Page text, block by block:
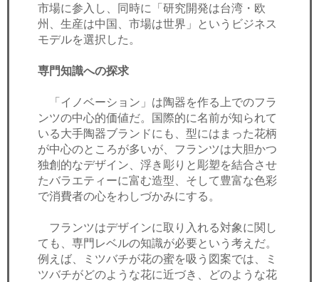
市場に参入し、同時に「研究開発は台湾・欧
州、生産は中国、市場は世界」というビジネス
モデルを選択した。
専門知識への探求
「イノベーション」は陶器を作る上でのフラ
ンツの中心的価値だ。国際的に名前が知られて
いる大手陶器ブランドにも、型にはまった花柄
が中心のところが多いが、フランツは大胆かつ
独創的なデザイン、浮き彫りと彫塑を結合させ
たバラエティーに富む造型、そして豊富な色彩
で消費者の心をわしづかみにする。
フランツはデザインに取り入れる対象に関し
ても、専門レベルの知識が必要という考えだ。
例えば、ミツバチが花の蜜を吸う図案では、ミ
ツバチがどのような花に近づき、どのような花